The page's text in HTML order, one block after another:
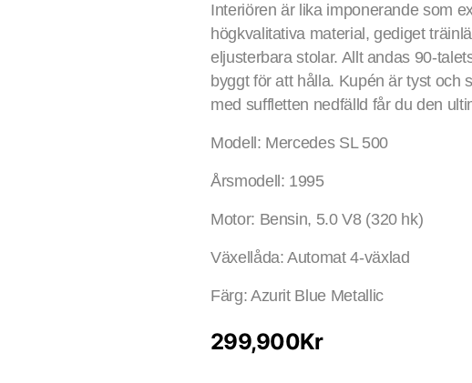
Interiören är lika imponerande som
högkvalitativa material, gediget
eljusterbara stolar. Allt andas 90-
byggt för att hålla. Kupén är tyst och
med suffletten nedfälld får du den
Modell: Mercedes SL 500
Årsmodell: 1995
Motor: Bensin, 5.0 V8 (320 hk)
Växellåda: Automat 4-växlad
Färg: Azurit Blue Metallic
299,900Kr